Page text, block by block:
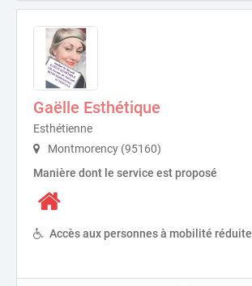
Gaëlle Esthétique
Esthétienne
Montmorency (95160)
Manière dont le service est proposé
Accès aux personnes à mobilité réduite